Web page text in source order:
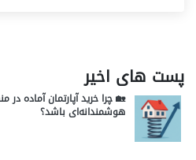
پست های اخیر
هوشمندانه‌ای باشد؟